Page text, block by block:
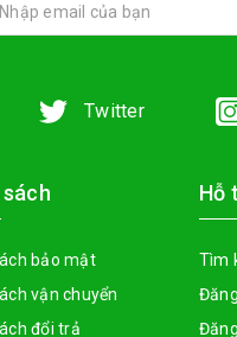
Twitter
bảo mật
vận chuyển
đổi trả
Hỗ
Tìm